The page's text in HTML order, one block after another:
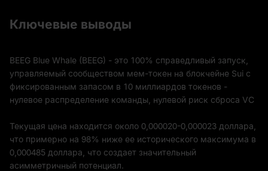
Ключевые выводы
BEEG Blue Whale (BEEG) - это 100% справедливый запуск,
управляемый сообществом мем-токен на блокчейне Sui с
фиксированным запасом в 10 миллиардов токенов -
нулевое распределение команды, нулевой риск сброса VC
Текущая цена находится около 0,000020-0,000023 доллара,
что примерно на 98% ниже ее исторического максимума в
0,000485 доллара, что создает значительный
асимметричный потенциал.